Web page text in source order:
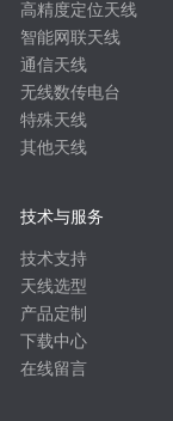
高精度定位天线
智能网联天线
通信天线
无线数传电台
特殊天线
其他天线
技术与服务
技术支持
天线选型
产品定制
下载中心
在线留言